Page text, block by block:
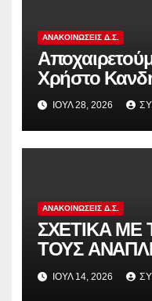
ΑΝΑΚΟΙΝΏΣΕΙΣ Δ.Σ.
Χρήστο
ΙΟΎΛ 28, 2026
ΑΝΑΚΟΙΝΏΣΕΙΣ Δ.Σ.
ΣΧΕΤΙΚΑ ΜΕ
ΤΟΥΣ
ΠΑΡΑΠΟΜΠΗ
ΣΤΟ
ΙΟΎΛ 14, 2026